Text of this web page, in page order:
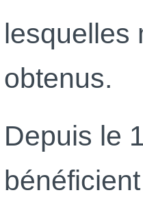
lesquelles
obtenus.
Depuis le 1